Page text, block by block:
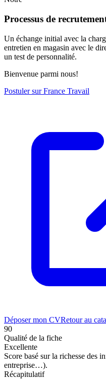
Processus de
Un échange initial avec la
entretien en magasin avec le
un test de personnalité.
Bienvenue parmi nous!
Postuler sur France Travail
Déposer mon CVRetour au
90
Qualité de la fiche
Excellente
Score basé sur la richesse des
entreprise…).
Récapitulatif